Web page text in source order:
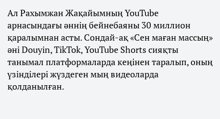
Ал Рахымжан Жақайымның YouTube
арнасындағы әннің бейнебаяны 30 миллион
қаралымнан асты. Сондай-ақ «Сен маған массың»
әні Douyin, TikTok, YouTube Shorts сияқты
танымал платформаларда кеңінен таралып, оның
үзінділері жүздеген мың видеоларда
қолданылған.